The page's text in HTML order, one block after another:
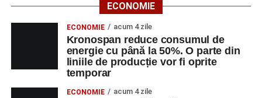
ECONOMIE
ECONOMIE acum 4 zile
Kronospan reduce consumul de
energie cu până la 50%. O parte din
liniile de producție vor fi oprite
temporar
ECONOMIE acum 4 zile